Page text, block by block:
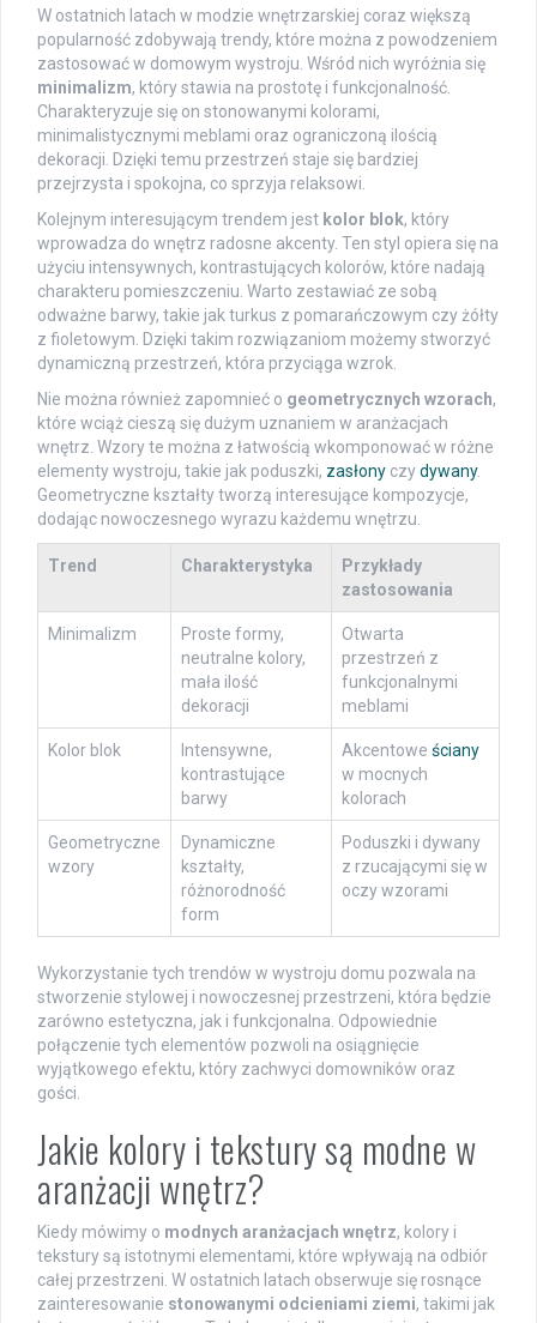
W ostatnich latach w modzie wnętrzarskiej coraz większą
popularność zdobywają trendy, które można z powodzeniem
zastosować w domowym wystroju. Wśród nich wyróżnia się
minimalizm, który stawia na prostotę i funkcjonalność.
Charakteryzuje się on stonowanymi kolorami,
minimalistycznymi meblami oraz ograniczoną ilością
dekoracji. Dzięki temu przestrzeń staje się bardziej
przejrzysta i spokojna, co sprzyja relaksowi.
Kolejnym interesującym trendem jest kolor blok, który
wprowadza do wnętrz radosne akcenty. Ten styl opiera się na
użyciu intensywnych, kontrastujących kolorów, które nadają
charakteru pomieszczeniu. Warto zestawiać ze sobą
odważne barwy, takie jak turkus z pomarańczowym czy żółty
z fioletowym. Dzięki takim rozwiązaniom możemy stworzyć
dynamiczną przestrzeń, która przyciąga wzrok.
Nie można również zapomnieć o geometrycznych wzorach,
które wciąż cieszą się dużym uznaniem w aranżacjach
wnętrz. Wzory te można z łatwością wkomponować w różne
elementy wystroju, takie jak poduszki, zasłony czydywany.
Geometryczne kształty tworzą interesujące kompozycje,
dodając nowoczesnego wyrazu każdemu wnętrzu.
Trend Charakterystyka
Przykłady
zastosowania
Minimalizm
Proste formy,
neutralne kolory,
mała ilość
dekoracji
Otwarta
przestrzeń z
funkcjonalnymi
meblami
Kolor blok
Intensywne,
kontrastujące
barwy
Akcentowe ściany
w mocnych
kolorach
Geometryczne
wzory
Dynamiczne
kształty,
różnorodność
form
Poduszki i dywany
z rzucającymi się w
oczy wzorami
Wykorzystanie tych trendów w wystroju domu pozwala na
stworzenie stylowej i nowoczesnej przestrzeni, która będzie
zarówno estetyczna, jak i funkcjonalna. Odpowiednie
połączenie tych elementów pozwoli na osiągnięcie
wyjątkowego efektu, który zachwyci domowników oraz
gości.
Jakie kolory i tekstury są modne w
aranżacji wnętrz?
Kiedy mówimy o modnych aranżacjach wnętrz, kolory i
tekstury są istotnymi elementami, które wpływają na odbiór
całej przestrzeni. W ostatnich latach obserwuje się rosnące
zainteresowanie stonowanymi odcieniami ziemi, takimi jak